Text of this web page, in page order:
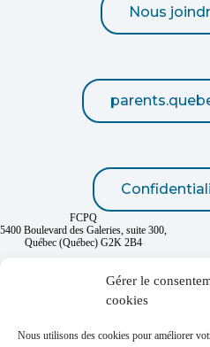
Gérer le
cookies
Nous utilisons des cookies pour améliorer
Nous
FCPQ
5400 Boulevard des Galeries, suite 300,
Québec (Québec) G2K 2B4
1 800 463-7268